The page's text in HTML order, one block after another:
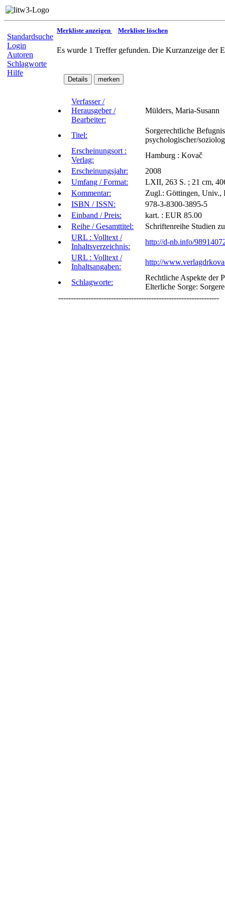
Standardsuche
Login
Autoren
Schlagworte
Hilfe
Merkliste anzeigen Merkliste löschen
Es wurde 1 Treffer gefunden. Die Kurzanzeige der
Verfasser /
Herausgeber /
Bearbeiter:
Mülders, Maria-Susann
Titel:
Sorgerechtliche
psychologischer/
Erscheinungsort :
Verlag:
Hamburg : Kovač
Erscheinungsjahr:
2008
Umfang / Format:
LXII, 263 S. ; 21 cm,
Kommentar:
Zugl.: Göttingen, Univ.,
ISBN / ISSN:
978-3-8300-3895-5
Einband / Preis:
kart. : EUR 85.00
Reihe / Gesamttitel:
Schriftenreihe Studien
URL : Volltext /
Inhaltsverzeichnis:
http://d-nb.info/
URL : Volltext /
Inhaltsangaben:
http://
Schlagworte:
Rechtliche Aspekte der
Elterliche Sorge:
----------------------------------------------------------------